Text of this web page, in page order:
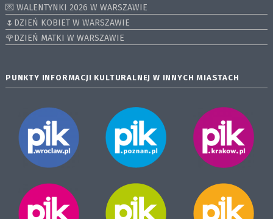
💌 WALENTYNKI 2026 W WARSZAWIE
🌷DZIEŃ KOBIET W WARSZAWIE
🌹DZIEŃ MATKI W WARSZAWIE
PUNKTY INFORMACJI KULTURALNEJ W INNYCH MIASTACH